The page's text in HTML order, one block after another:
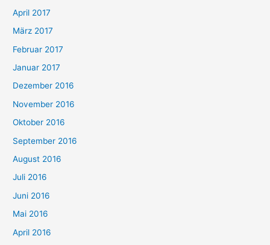
April 2017
März 2017
Februar 2017
Januar 2017
Dezember 2016
November 2016
Oktober 2016
September 2016
August 2016
Juli 2016
Juni 2016
Mai 2016
April 2016